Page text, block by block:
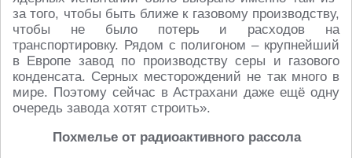
за того, чтобы быть ближе к газовому производству,
чтобы не было потерь и расходов на
транспортировку. Рядом с полигоном – крупнейший
в Европе завод по производству серы и газового
конденсата. Серных месторождений не так много в
мире. Поэтому сейчас в Астрахани даже ещё одну
очередь завода хотят строить».
Похмелье от радиоактивного рассола